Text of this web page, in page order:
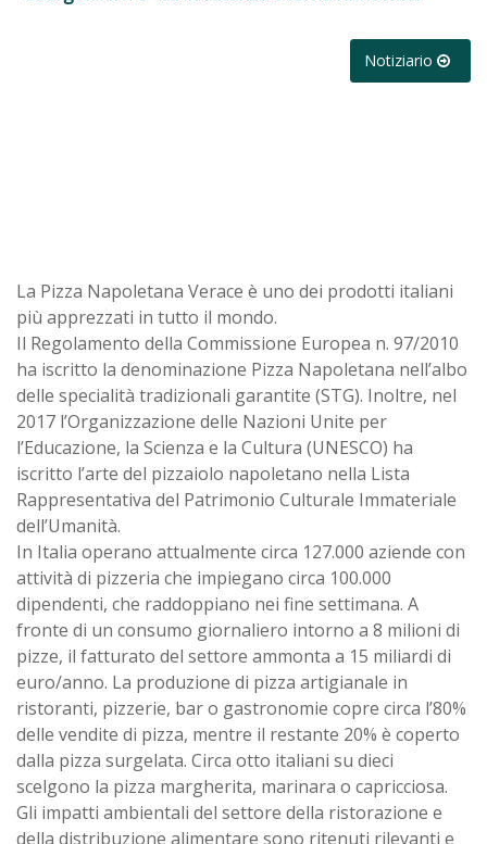
Notiziario
La Pizza Napoletana Verace è uno dei prodotti italiani
più apprezzati in tutto il mondo.
Il Regolamento della Commissione Europea n. 97/2010
ha iscritto la denominazione Pizza Napoletana nell’albo
delle specialità tradizionali garantite (STG). Inoltre, nel
2017 l’Organizzazione delle Nazioni Unite per
l’Educazione, la Scienza e la Cultura (UNESCO) ha
iscritto l’arte del pizzaiolo napoletano nella Lista
Rappresentativa del Patrimonio Culturale Immateriale
dell’Umanità.
In Italia operano attualmente circa 127.000 aziende con
attività di pizzeria che impiegano circa 100.000
dipendenti, che raddoppiano nei fine settimana. A
fronte di un consumo giornaliero intorno a 8 milioni di
pizze, il fatturato del settore ammonta a 15 miliardi di
euro/anno. La produzione di pizza artigianale in
ristoranti, pizzerie, bar o gastronomie copre circa l’80%
delle vendite di pizza, mentre il restante 20% è coperto
dalla pizza surgelata. Circa otto italiani su dieci
scelgono la pizza margherita, marinara o capricciosa.
Gli impatti ambientali del settore della ristorazione e
della distribuzione alimentare sono ritenuti rilevanti e